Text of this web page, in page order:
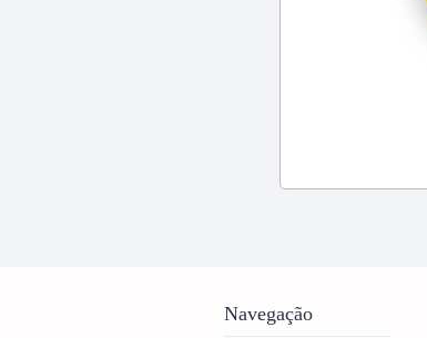
Navegação